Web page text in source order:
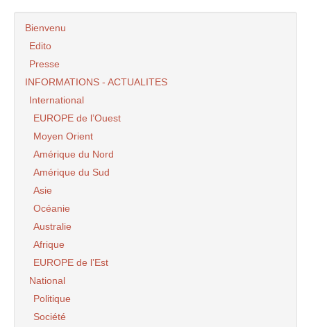
Bienvenu
Edito
Presse
INFORMATIONS - ACTUALITES
International
EUROPE de l’Ouest
Moyen Orient
Amérique du Nord
Amérique du Sud
Asie
Océanie
Australie
Afrique
EUROPE de l’Est
National
Politique
Société